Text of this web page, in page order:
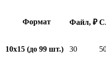
Формат Файл, ₽
10x15 (до 99 шт.) 30